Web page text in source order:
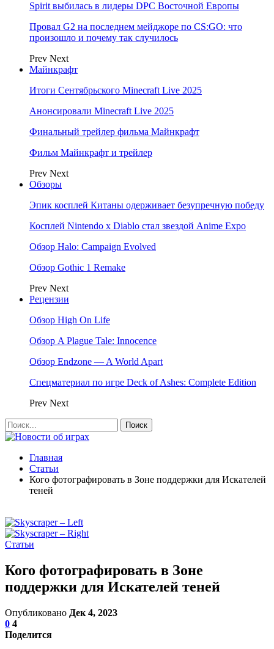
Spirit выбилась в лидеры DPC Восточной Европы
Провал G2 на последнем мейджоре по CS:GO: что
произошло и почему так случилось
Prev Next
Майнкрафт
Итоги Сентябрьского Minecraft Live 2025
Анонсировали Minecraft Live 2025
Финальный трейлер фильма Майнкрафт
Фильм Майнкрафт и трейлер
Prev Next
Обзоры
Эпик косплей Китаны одерживает безупречную победу
Косплей Nintendo x Diablo стал звездой Anime Expo
Обзор Halo: Campaign Evolved
Обзор Gothic 1 Remake
Prev Next
Рецензии
Обзор High On Life
Обзор A Plague Tale: Innocence
Обзор Endzone — A World Apart
Спецматериал по игре Deck of Ashes: Complete Edition
Prev Next
Главная
Статьи
Кого фотографировать в Зоне поддержки для Искателей
теней
Статьи
Кого фотографировать в Зоне
поддержки для Искателей теней
Опубликовано Дек 4, 2023
0 4
Поделится